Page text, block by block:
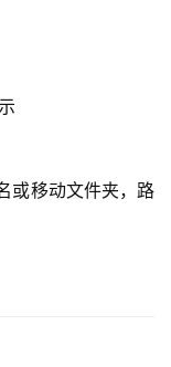
或移动文件夹，路